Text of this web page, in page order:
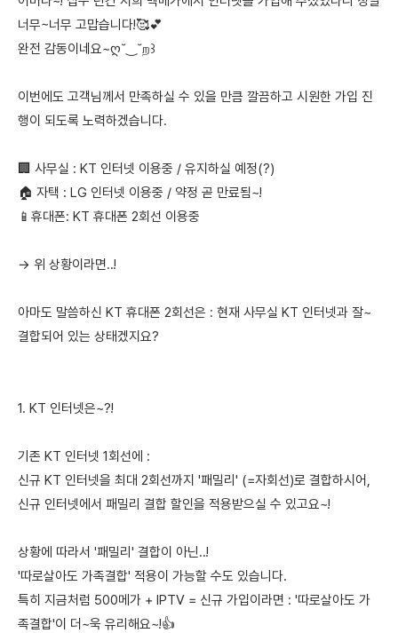
너무~너무 고맙습니다!🥰💕
완전 감동이네요~ღ˘‿˘ற꒱
이번에도 고객님께서 만족하실 수 있을 만큼 깔끔하고 시원한 가입 진
행이 되도록 노력하겠습니다.
🏢 사무실 : KT 인터넷 이용중 / 유지하실 예정(?)
🏠 자택 : LG 인터넷 이용중 / 약정 곧 만료됨~!
📱휴대폰: KT 휴대폰 2회선 이용중
→ 위 상황이라면..!
아마도 말씀하신 KT 휴대폰 2회선은 : 현재 사무실 KT 인터넷과 잘~
결합되어 있는 상태겠지요?
1. KT 인터넷은~?!
기존 KT 인터넷 1회선에 :
신규 KT 인터넷을 최대 2회선까지 '패밀리' (=자회선)로 결합하시어,
신규 인터넷에서 패밀리 결합 할인을 적용받으실 수 있고요~!
상황에 따라서 '패밀리' 결합이 아닌..!
'따로살아도 가족결합' 적용이 가능할 수도 있습니다.
특히 지금처럼 500메가 + IPTV = 신규 가입이라면 : '따로살아도 가
족결합'이 더~욱 유리해요~!👍